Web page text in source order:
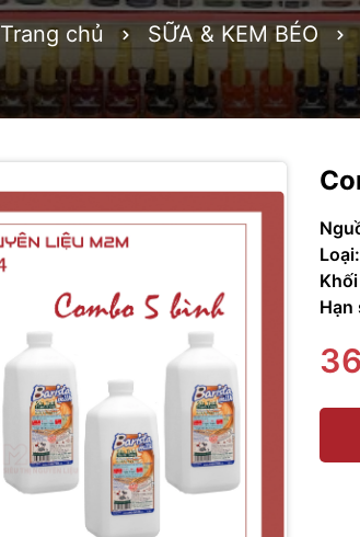
Trang chủ SỮA & KEM BÉO
Loại:
Hạn